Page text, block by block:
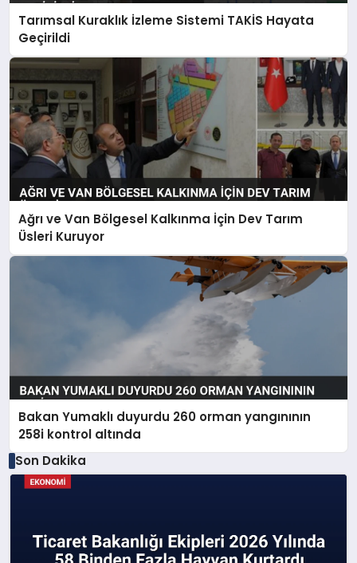
Tarımsal Kuraklık İzleme Sistemi TAKİS Hayata
Geçirildi
Ağrı ve Van Bölgesel Kalkınma İçin Dev Tarım
Üsleri Kuruyor
Bakan Yumaklı duyurdu 260 orman yangınının
258i kontrol altında
Son Dakika